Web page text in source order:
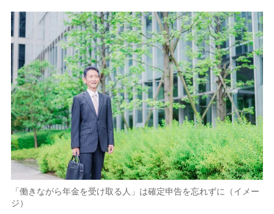
「働きながら年金を受け取る人」は確定申告を忘れずに（イメー
ジ）